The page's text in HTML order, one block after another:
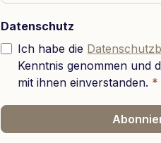
Datenschutz
Ich habe die
Kenntnis genommen und
mit ihnen einverstanden. *